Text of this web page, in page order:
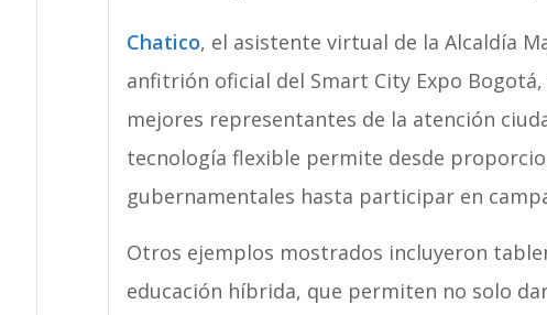
Chatico, el asistente virtual de la Alcaldía
anfitrión oficial del Smart City Expo
mejores representantes de la atención
tecnología flexible permite desde
gubernamentales hasta participar en
Otros ejemplos mostrados incluyeron
educación híbrida, que permiten no solo